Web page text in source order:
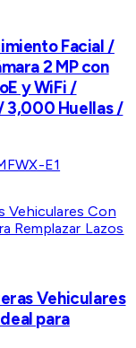
Facial /
2 MP con
y WiFi /
3,000 Huellas /
E1
Vehiculares
para